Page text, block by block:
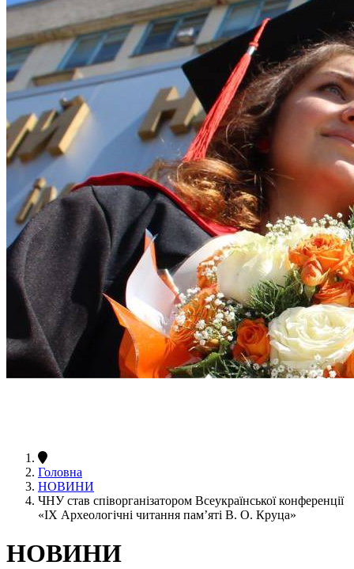
Головна
НОВИНИ
ЧНУ став співорганізатором Всеукраїнської конференції
«ІХ Археологічні читання пам’яті В. О. Круца»
НОВИНИ